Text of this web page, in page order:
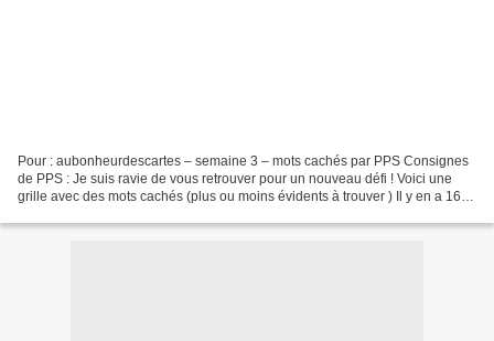
Pour : aubonheurdescartes – semaine 3 – mots cachés par PPS Consignes
de PPS : Je suis ravie de vous retrouver pour un nouveau défi ! Voici une
grille avec des mots cachés (plus ou moins évidents à trouver ) Il y en a 16